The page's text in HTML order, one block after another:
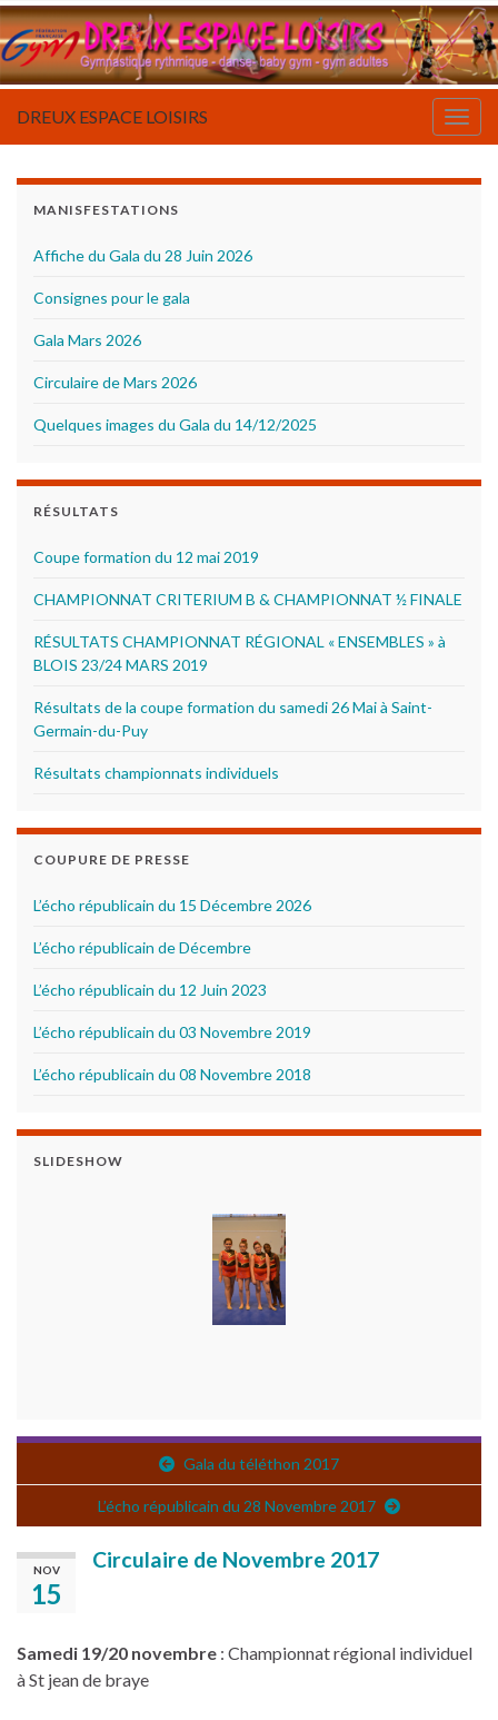
DREUX ESPACE LOISIRS
MANISFESTATIONS
Affiche du Gala du 28 Juin 2026
Consignes pour le gala
Gala Mars 2026
Circulaire de Mars 2026
Quelques images du Gala du 14/12/2025
RÉSULTATS
Coupe formation du 12 mai 2019
CHAMPIONNAT CRITERIUM B & CHAMPIONNAT ½ FINALE
RÉSULTATS CHAMPIONNAT RÉGIONAL « ENSEMBLES » à
BLOIS 23/24 MARS 2019
Résultats de la coupe formation du samedi 26 Mai à Saint-
Germain-du-Puy
Résultats championnats individuels
COUPURE DE PRESSE
L’écho républicain du 15 Décembre 2026
L’écho républicain de Décembre
L’écho républicain du 12 Juin 2023
L’écho républicain du 03 Novembre 2019
L’écho républicain du 08 Novembre 2018
SLIDESHOW
Gala du téléthon 2017
L’écho républicain du 28 Novembre 2017
NOV
15
Circulaire de Novembre 2017
Samedi 19/20 novembre : Championnat régional individuel
à St jean de braye